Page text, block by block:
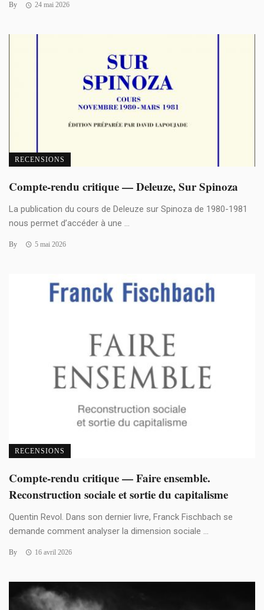
By 24 mai 2026
RECENSIONS
Compte-rendu critique — Deleuze, Sur Spinoza
La publication du cours de Deleuze sur Spinoza de 1980-1981
nous permet d’accéder à une ...
By 5 mai 2026
RECENSIONS
Compte-rendu critique — Faire ensemble.
Reconstruction sociale et sortie du capitalisme
Quentin Revol. Dans son dernier livre, Franck Fischbach se
demande comment analyser la dimension sociale ...
By 16 avril 2026